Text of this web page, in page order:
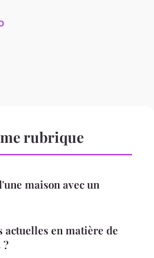
rubrique
maison avec un
actuelles en matière de
?